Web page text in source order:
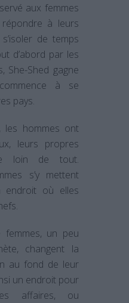
aux femmes
à leurs
de temps
d’abord par les
She-Shed gagne
à se
pays.
les hommes ont
leurs propres
loin de tout.
s’y mettent
endroit où elles
un peu
changent la
au fond de leur
un endroit pour
affaires, ou